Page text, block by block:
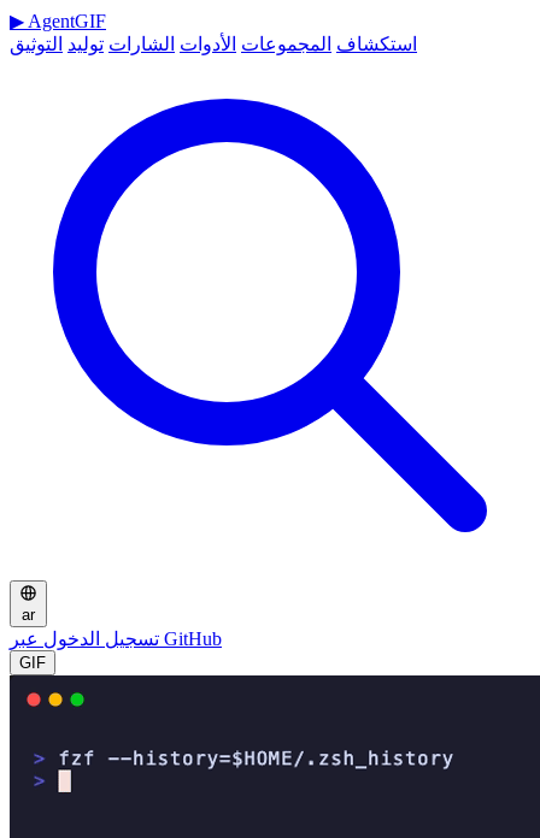
▶ AgentGIF
استكشاف المجموعات الأدوات الشارات توليد التوثيق
ar
تسجيل الدخول عبر GitHub
GIF